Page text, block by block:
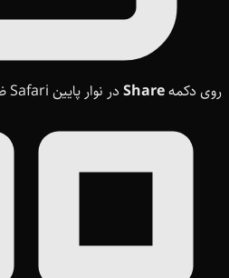
روی دکمهShare در نوار پایین Safari ضربه بزنید